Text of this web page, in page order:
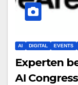
AI DIGITAL EVENTS
Experten
AI